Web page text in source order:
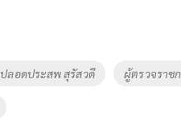
ลอดประสพ สุรัสวดี ผู้ตรวจราช